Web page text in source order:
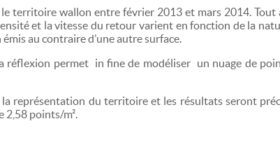
territoire wallon entre février 2013 et mars 2014. Tout
et la vitesse du retour varient en fonction de la
au contraire d’une autre surface.
réflexion permet in fine de modéliser un nuage de
représentation du territoire et les résultats seront
2,58 points/m².